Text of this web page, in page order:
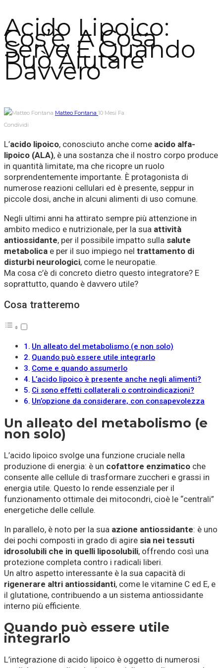
Acido Lipoico:
Cos’è, A Cosa
Serve E Quando
Può Aiutare
Davvero
Matteo Fontana 10 Mesi Fa
Condividi
L’acido lipoico, conosciuto anche come acido alfa-
lipoico (ALA), è una sostanza che il nostro corpo produce
in quantità limitate, ma che ricopre un ruolo
sorprendentemente importante. È protagonista di
numerose reazioni cellulari ed è presente, seppur in
piccole dosi, anche in alcuni alimenti di uso comune.
Negli ultimi anni ha attirato sempre più attenzione in
ambito medico e nutrizionale, per la sua attività
antiossidante, per il possibile impatto sulla salute
metabolica e per il suo impiego nel trattamento di
disturbi neurologici, come le neuropatie.
Ma cosa c’è di concreto dietro questo integratore? E
soprattutto, quando è davvero utile?
Cosa tratteremo
Un alleato del metabolismo (e non solo)
Quando può essere utile integrarlo
Come e quando assumerlo
L’acido lipoico è presente anche negli alimenti?
Ci sono effetti collaterali o controindicazioni?
Un’opzione da considerare, con consapevolezza
Un alleato del metabolismo (e
non solo)
L’acido lipoico svolge una funzione cruciale nella
produzione di energia: è un cofattore enzimatico che
consente alle cellule di trasformare zuccheri e grassi in
energia utile. Questo lo rende essenziale per il
funzionamento ottimale dei mitocondri, cioè le “centrali”
energetiche delle cellule.
In parallelo, è noto per la sua azione antiossidante: è uno
dei pochi composti in grado di agire sia nei tessuti
idrosolubili che in quelli liposolubili, offrendo così una
protezione completa contro i radicali liberi.
Un altro aspetto interessante è la sua capacità di
rigenerare altri antiossidanti, come le vitamine C ed E, e
il glutatione, contribuendo a un sistema antiossidante
interno più efficiente.
Quando può essere utile
integrarlo
L’integrazione di acido lipoico è oggetto di numerosi